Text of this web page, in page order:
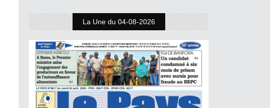
La Une du 04-08-2026